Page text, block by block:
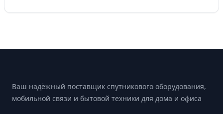
Ваш надёжный поставщик спутникового оборудования,
мобильной связи и бытовой техники для дома и офиса